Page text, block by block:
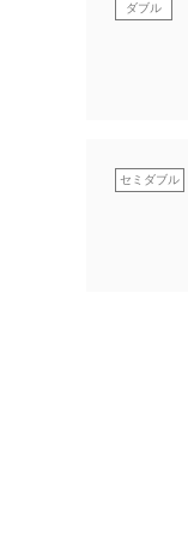
ダブル
セミダブル